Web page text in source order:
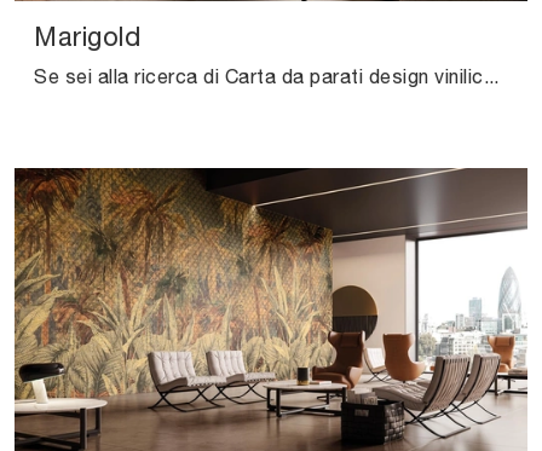
Marigold
Se sei alla ricerca di Carta da parati design vinilica, clicca e scopri di più sulle svariate offerte di Instabilelab come il modello Marigold.